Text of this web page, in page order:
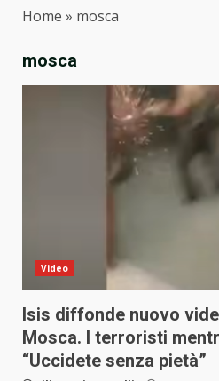
Home » mosca
mosca
Video
Isis diffonde nuovo
Mosca. I terroristi
“Uccidete senza pietà”